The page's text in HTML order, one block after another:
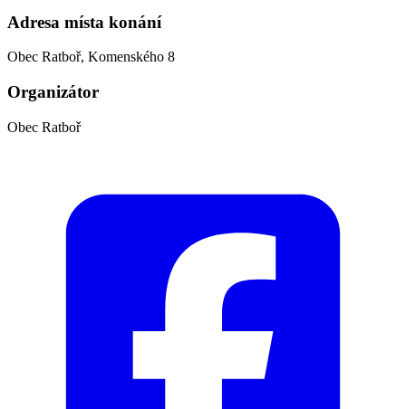
Adresa místa konání
Obec Ratboř, Komenského 8
Organizátor
Obec Ratboř